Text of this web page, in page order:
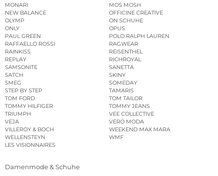
MONARI
MOS MOSH
NEW BALANCE
OFFICINE CREATIVE
OLYMP
ON SCHUHE
ONLY
OPUS
PAUL GREEN
POLO RALPH LAUREN
RAFFAELLO ROSSI
RAGWEAR
RAINKISS
REISENTHEL
REPLAY
RICHROYAL
SAMSONITE
SANETTA
SATCH
SKINY
SMEG
SOMEDAY
STEP BY STEP
TAMARIS
TOM FORD
TOM TAILOR
TOMMY HILFIGER
TOMMY JEANS
TRIUMPH
VEE COLLECTIVE
VEJA
VERO MODA
VILLEROY & BOCH
WEEKEND MAX MARA
WELLENSTEYN
WMF
LES VISIONNAIRES
Damenmode & Schuhe